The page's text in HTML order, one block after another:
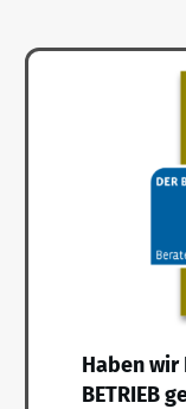
Haben wir
BETRIEB